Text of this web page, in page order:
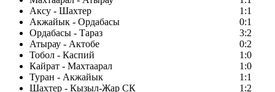
Аксу - Шахтер
1:1
Акжайык - Ордабасы
0:1
Ордабасы - Тараз
3:2
Атырау - Актобе
0:2
Тобол - Каспий
1:0
Кайрат - Махтаарал
1:0
Туран - Акжайык
1:1
Шахтер - Кызыл-Жар СК
1:2